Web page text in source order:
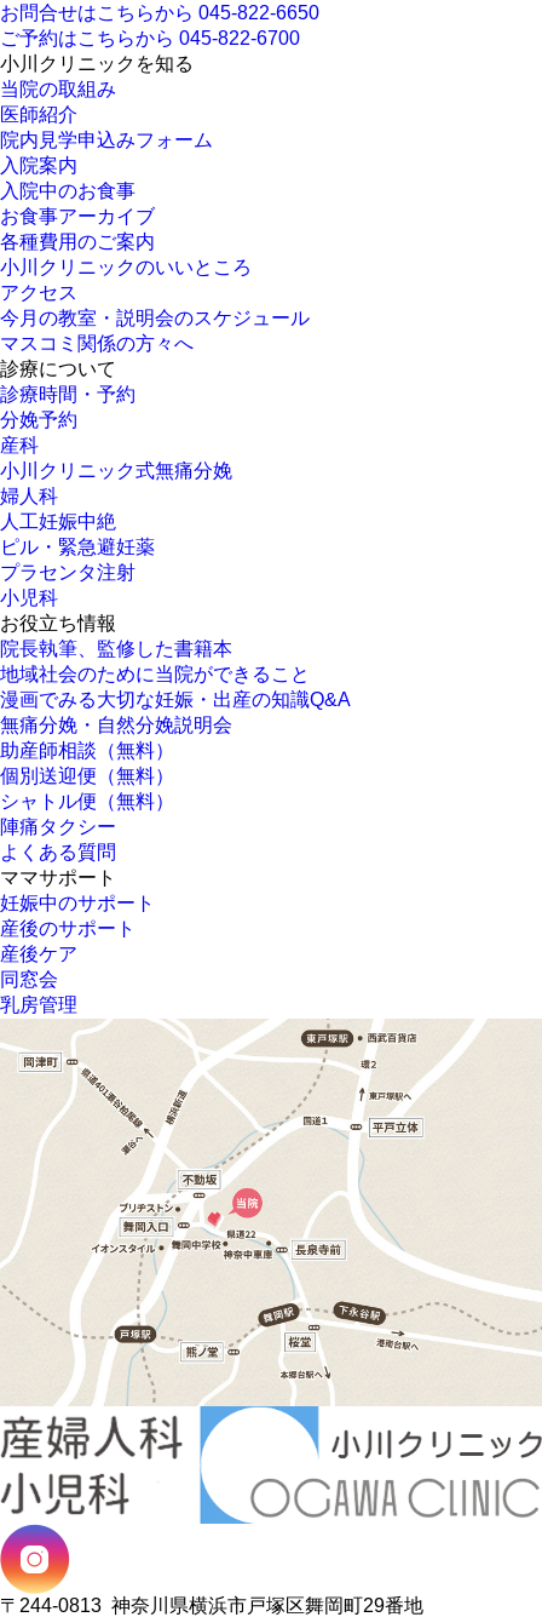
お問合せはこちらから 045-822-6650
ご予約はこちらから 045-822-6700
小川クリニックを知る
当院の取組み
医師紹介
院内見学申込みフォーム
入院案内
入院中のお食事
お食事アーカイブ
各種費用のご案内
小川クリニックのいいところ
アクセス
今月の教室・説明会のスケジュール
マスコミ関係の方々へ
診療について
診療時間・予約
分娩予約
産科
小川クリニック式無痛分娩
婦人科
人工妊娠中絶
ピル・緊急避妊薬
プラセンタ注射
小児科
お役立ち情報
院長執筆、監修した書籍本
地域社会のために当院ができること
漫画でみる大切な妊娠・出産の知識Q&A
無痛分娩・自然分娩説明会
助産師相談（無料）
個別送迎便（無料）
シャトル便（無料）
陣痛タクシー
よくある質問
ママサポート
妊娠中のサポート
産後のサポート
産後ケア
同窓会
乳房管理
〒244-0813 神奈川県横浜市戸塚区舞岡町29番地